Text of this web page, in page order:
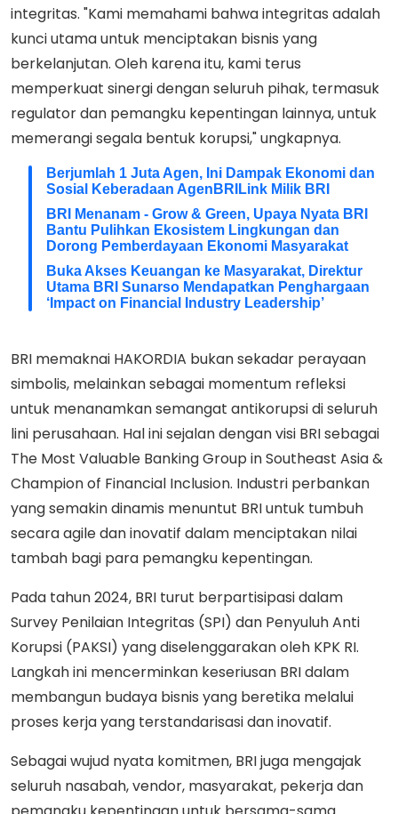
integritas. "Kami memahami bahwa integritas adalah
kunci utama untuk menciptakan bisnis yang
berkelanjutan. Oleh karena itu, kami terus
memperkuat sinergi dengan seluruh pihak, termasuk
regulator dan pemangku kepentingan lainnya, untuk
memerangi segala bentuk korupsi," ungkapnya.
Berjumlah 1 Juta Agen, Ini Dampak Ekonomi dan
Sosial Keberadaan AgenBRILink Milik BRI
BRI Menanam - Grow & Green, Upaya Nyata BRI
Bantu Pulihkan Ekosistem Lingkungan dan
Dorong Pemberdayaan Ekonomi Masyarakat
Buka Akses Keuangan ke Masyarakat, Direktur
Utama BRI Sunarso Mendapatkan Penghargaan
‘Impact on Financial Industry Leadership’
BRI memaknai HAKORDIA bukan sekadar perayaan
simbolis, melainkan sebagai momentum refleksi
untuk menanamkan semangat antikorupsi di seluruh
lini perusahaan. Hal ini sejalan dengan visi BRI sebagai
The Most Valuable Banking Group in Southeast Asia &
Champion of Financial Inclusion. Industri perbankan
yang semakin dinamis menuntut BRI untuk tumbuh
secara agile dan inovatif dalam menciptakan nilai
tambah bagi para pemangku kepentingan.
Pada tahun 2024, BRI turut berpartisipasi dalam
Survey Penilaian Integritas (SPI) dan Penyuluh Anti
Korupsi (PAKSI) yang diselenggarakan oleh KPK RI.
Langkah ini mencerminkan keseriusan BRI dalam
membangun budaya bisnis yang beretika melalui
proses kerja yang terstandarisasi dan inovatif.
Sebagai wujud nyata komitmen, BRI juga mengajak
seluruh nasabah, vendor, masyarakat, pekerja dan